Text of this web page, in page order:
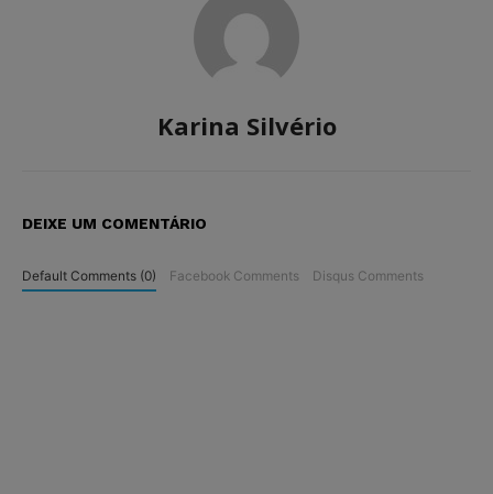
Karina Silvério
DEIXE UM COMENTÁRIO
Default Comments (0) Facebook Comments Disqus Comments